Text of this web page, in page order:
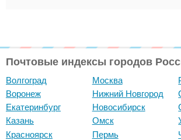
Почтовые индексы городов
Волгоград
Воронеж
Екатеринбург
Казань
Красноярск
Москва
Нижний Новгород
Новосибирск
Омск
Пермь